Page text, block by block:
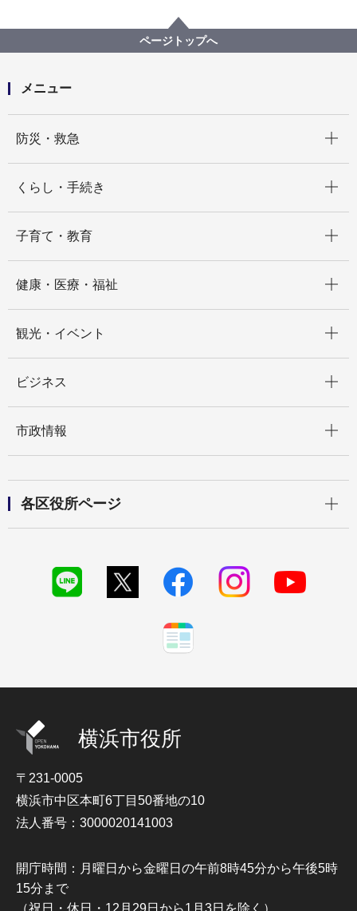
清潔できれいなまちづくり
ページトップへ
メニュー
防災・救急
くらし・手続き
子育て・教育
健康・医療・福祉
観光・イベント
ビジネス
市政情報
各区役所ページ
横浜市役所
〒231-0005
横浜市中区本町6丁目50番地の10
法人番号：3000020141003
開庁時間：月曜日から金曜日の午前8時45分から午後5時
15分まで